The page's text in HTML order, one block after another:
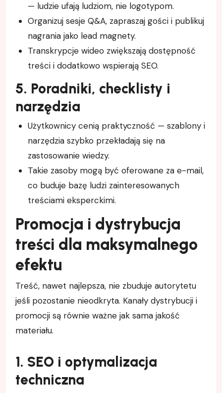
— ludzie ufają ludziom, nie logotypom.
Organizuj sesje Q&A, zapraszaj gości i publikuj
nagrania jako lead magnety.
Transkrypcje wideo zwiększają dostępność
treści i dodatkowo wspierają SEO.
5. Poradniki, checklisty i
narzędzia
Użytkownicy cenią praktyczność — szablony i
narzędzia szybko przekładają się na
zastosowanie wiedzy.
Takie zasoby mogą być oferowane za e-mail,
co buduje bazę ludzi zainteresowanych
treściami eksperckimi.
Promocja i dystrybucja
treści dla maksymalnego
efektu
Treść, nawet najlepsza, nie zbuduje autorytetu
jeśli pozostanie nieodkryta. Kanały dystrybucji i
promocji są równie ważne jak sama jakość
materiału.
1. SEO i optymalizacja
techniczna